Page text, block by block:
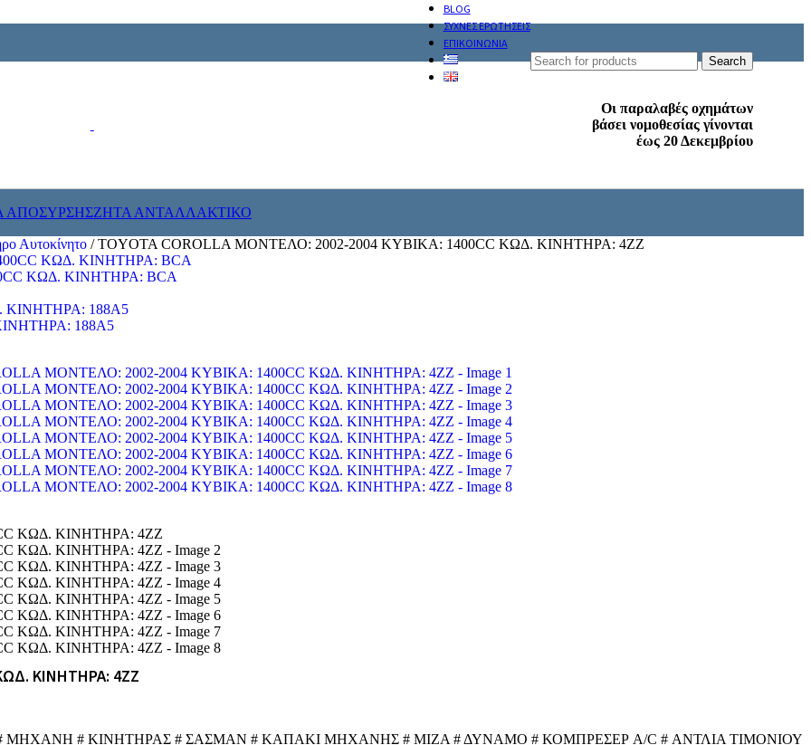
BLOG
ΣΥΧΝΕΣ ΕΡΩΤΗΣΕΙΣ
ΕΠΙΚΟΙΝΩΝΙΑ
Search
Οι παραλαβές οχημάτων
βάσει νομοθεσίας γίνονται
έως 20 Δεκεμβρίου
ΑΠΟΣΥΡΣΗΣΖΗΤΑ ΑΝΤΑΛΛΑΚΤΙΚΟ
Αυτοκίνητο / TOYOTA COROLLA ΜΟΝΤΕΛΟ: 2002-2004 ΚΥΒΙΚΑ: 1400CC ΚΩΔ. ΚΙΝΗΤΗΡΑ: 4ZZ
ΚΩΔ. ΚΙΝΗΤΗΡΑ: BCA
188A5
ΚΙΝΗΤΗΡΑ: 4ZZ
ΜΗΧΑΝΗ # ΚΙΝΗΤΗΡΑΣ # ΣΑΣΜΑΝ # ΚΑΠΑΚΙ ΜΗΧΑΝΗΣ # ΜΙΖΑ # ΔΥΝΑΜΟ # ΚΟΜΠΡΕΣΕΡ A/C # ΑΝΤΛΙΑ ΤΙΜΟΝΙΟΥ